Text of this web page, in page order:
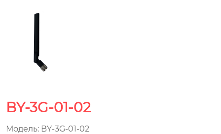
BY-3G-01-02
Модель: BY-3G-01-02